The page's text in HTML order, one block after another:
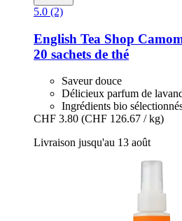
5.0 (2)
English Tea Shop
20 sachets de thé
Saveur douce
Délicieux parfum de
Ingrédients bio
CHF 3.80 (CHF 126.67 / kg)
Livraison jusqu'au 13 août